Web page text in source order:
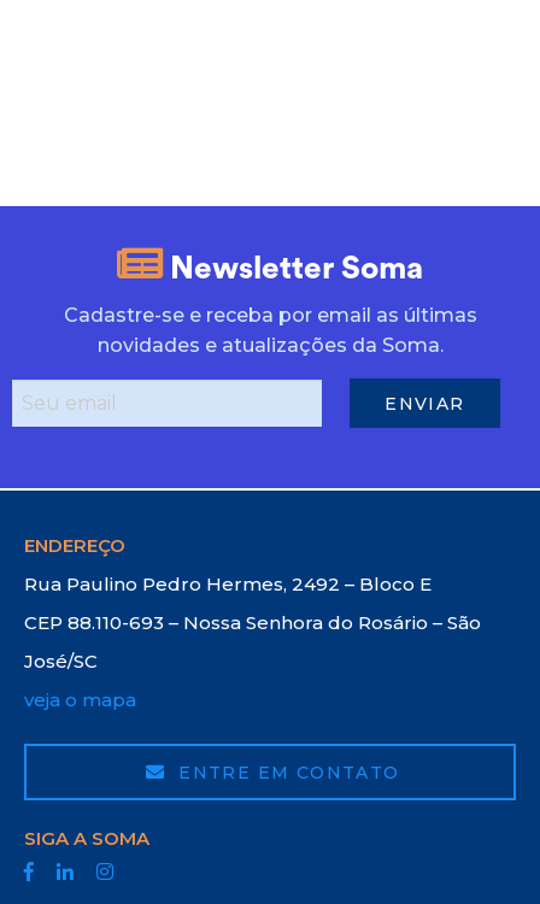
Newsletter Soma
Cadastre-se e receba por email as últimas
novidades e atualizações da Soma.
ENDEREÇO
Rua Paulino Pedro Hermes, 2492 – Bloco E
CEP 88.110-693 – Nossa Senhora do Rosário – São
José/SC
veja o mapa
ENTRE EM CONTATO
SIGA A SOMA